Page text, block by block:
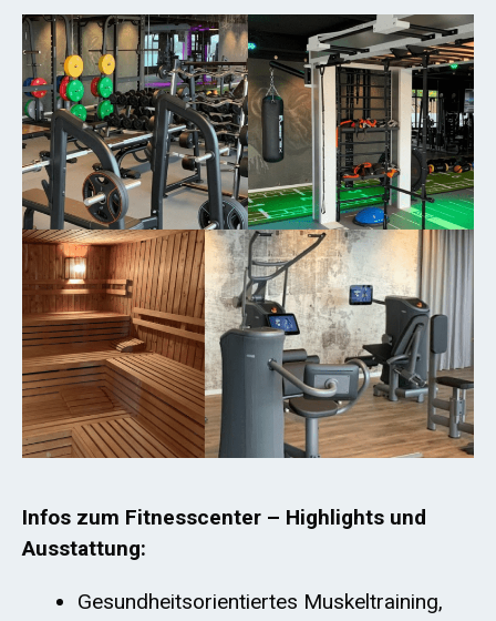
Infos zum Fitnesscenter – Highlights und
Ausstattung:
Gesundheitsorientiertes Muskeltraining,